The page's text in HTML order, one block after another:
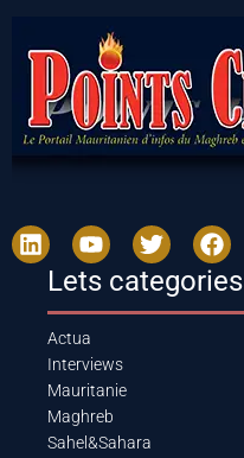
Lets categories
Actua
Interviews
Mauritanie
Maghreb
Sahel&Sahara